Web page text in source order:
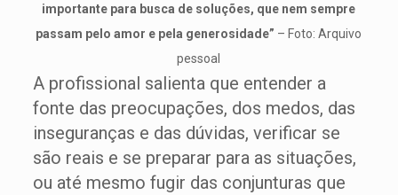
importante para busca de soluções, que nem sempre
passam pelo amor e pela generosidade” – Foto: Arquivo
pessoal
A profissional salienta que entender a
fonte das preocupações, dos medos, das
inseguranças e das dúvidas, verificar se
são reais e se preparar para as situações,
ou até mesmo fugir das conjunturas que